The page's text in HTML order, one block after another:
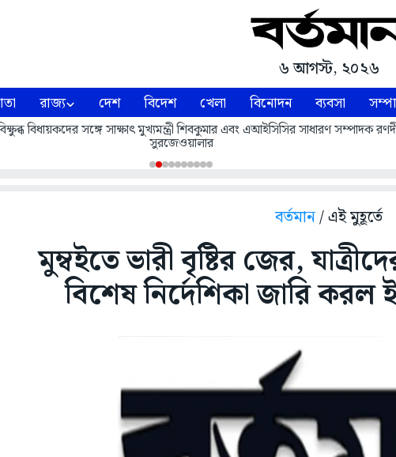
৬ আগস্ট, ২০২৬
রাজ্য দেশ বিদেশ খেলা বিনোদন ব্যবসা
বিধায়কদের সঙ্গে সাক্ষাৎ মুখ্যমন্ত্রী শিবকুমার এবং এআইসিসির সাধারণ সম্পাদক
সুরজেওয়ালার
বর্তমান/ এই মুহূর্তে
মুম্বইতে ভারী বৃষ্টির জের,
বিশেষ নির্দেশিকা জারি করল